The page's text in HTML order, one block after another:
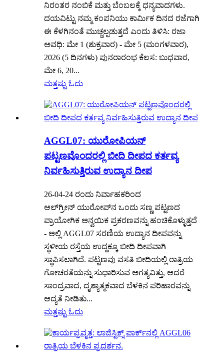
ನಿರಂತರ ನಂಬಿಕೆ ಮತ್ತು ಬೆಂಬಲಕ್ಕೆ ಧನ್ಯವಾದಗಳು.
ದಯವಿಟ್ಟು ನಮ್ಮ ಕಂಪನಿಯು ಕಾರ್ಮಿಕ ದಿನದ ರಜೆಗಾಗಿ
ಈ ಕೆಳಗಿನಂತೆ ಮುಚ್ಚಲ್ಪಡುತ್ತದೆ ಎಂದು ತಿಳಿಸಿ: ರಜಾ
ಅವಧಿ: ಮೇ 1 (ಶುಕ್ರವಾರ) - ಮೇ 5 (ಮಂಗಳವಾರ),
2026 (5 ದಿನಗಳು) ಪುನರಾರಂಭ ಕೆಲಸ: ಬುಧವಾರ,
ಮೇ 6, 20...
ಮತ್ತಷ್ಟು ಓದು
AGGL07: ಯುರೋಪಿಯನ್
ಪಟ್ಟಣವೊಂದರಲ್ಲಿ ಬೀದಿ ದೀಪದ ಕರ್ತವ್ಯ
ನಿರ್ವಹಿಸುತ್ತಿರುವ ಉದ್ಯಾನ ದೀಪ
26-04-24 ರಂದು ನಿರ್ವಾಹಕರಿಂದ
ಆಲ್‌ಗ್ರೀನ್ ಯುರೋಪ್‌ನ ಒಂದು ಸಣ್ಣ ಪಟ್ಟಣದ
ಪ್ರಾಯೋಗಿಕ ಅನ್ವಯಿಕ ಪ್ರಕರಣವನ್ನು ಹಂಚಿಕೊಳ್ಳುತ್ತದೆ
- ಅಲ್ಲಿ AGGL07 ಸರಣಿಯ ಉದ್ಯಾನ ದೀಪವನ್ನು
ಸ್ಥಳೀಯ ರಸ್ತೆಯ ಉದ್ದಕ್ಕೂ ಬೀದಿ ದೀಪವಾಗಿ
ಸ್ಥಾಪಿಸಲಾಗಿದೆ. ಪಟ್ಟಣವು ವಸತಿ ಬೀದಿಯಲ್ಲಿ ರಾತ್ರಿಯ
ಗೋಚರತೆಯನ್ನು ಸುಧಾರಿಸುವ ಅಗತ್ಯವಿತ್ತು, ಆದರೆ
ಸಾಂದ್ರವಾದ, ದೃಶ್ಯಾತ್ಮಕವಾದ ಬೆಳಕಿನ ಪರಿಹಾರವನ್ನು
ಆದ್ಯತೆ ನೀಡಿತು...
ಮತ್ತಷ್ಟು ಓದು